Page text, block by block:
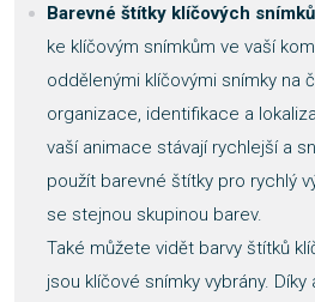
Barevné štítky klíčových snímků
ke klíčovým snímkům ve vaší
oddělenými klíčovými snímky na
organizace, identifikace a
vaší animace stávají rychlejší a
použít barevné štítky pro rychlý
se stejnou skupinou barev.
Také můžete vidět barvy štítků
jsou klíčové snímky vybrány. Díky